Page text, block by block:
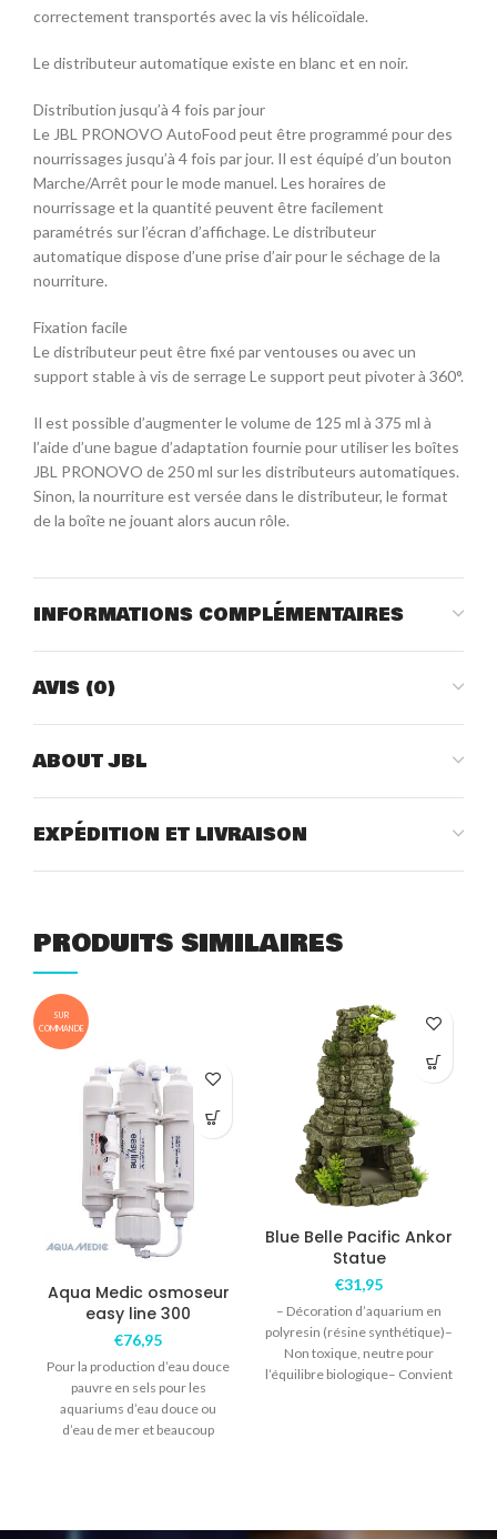
correctement transportés avec la vis hélicoïdale.
Le distributeur automatique existe en blanc et en noir.
Distribution jusqu’à 4 fois par jour
Le JBL PRONOVO AutoFood peut être programmé pour des
nourrissages jusqu’à 4 fois par jour. Il est équipé d’un bouton
Marche/Arrêt pour le mode manuel. Les horaires de
nourrissage et la quantité peuvent être facilement
paramétrés sur l’écran d’affichage. Le distributeur
automatique dispose d’une prise d’air pour le séchage de la
nourriture.
Fixation facile
Le distributeur peut être fixé par ventouses ou avec un
support stable à vis de serrage Le support peut pivoter à 360°.
Il est possible d’augmenter le volume de 125 ml à 375 ml à
l’aide d’une bague d’adaptation fournie pour utiliser les boîtes
JBL PRONOVO de 250 ml sur les distributeurs automatiques.
Sinon, la nourriture est versée dans le distributeur, le format
de la boîte ne jouant alors aucun rôle.
INFORMATIONS COMPLÉMENTAIRES
AVIS (0)
ABOUT JBL
EXPÉDITION ET LIVRAISON
PRODUITS SIMILAIRES
SUR
COMMANDE
Aqua Medic osmoseur
easy line 300
€76,95
Pour la production d’eau douce
pauvre en sels pour les
aquariums d’eau douce ou
d’eau de mer et beaucoup
Blue Belle Pacific Ankor
Statue
€31,95
– Décoration d’aquarium en
polyresin (résine synthétique)–
Non toxique, neutre pour
l’équilibre biologique– Convient